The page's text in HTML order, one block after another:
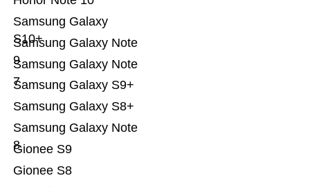
Gionee S8
Gionee S9
Samsung Galaxy Note
8
Samsung Galaxy S8+
Samsung Galaxy S9+
Samsung Galaxy Note
7
Samsung Galaxy Note
9
Samsung Galaxy
S10+